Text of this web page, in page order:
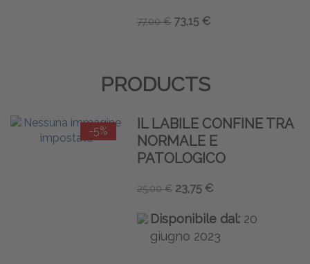
77,00 € 73,15 €
PRODUCTS
-5%
IL LABILE CONFINE TRA
NORMALE E
PATOLOGICO
25,00 € 23,75 €
Disponibile dal: 20
giugno 2023